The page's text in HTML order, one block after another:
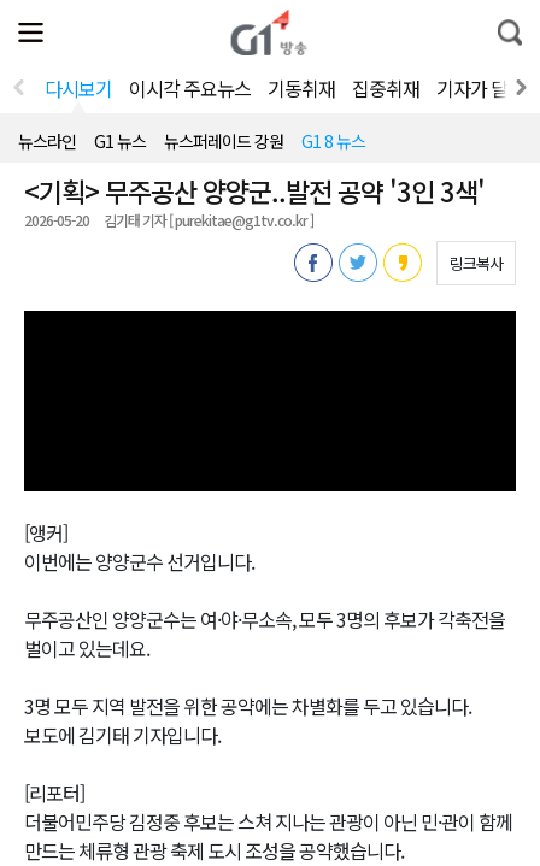
전
체
뉴
열
통
합
색
다시보기 이시각 주요뉴스 기동취재 집중취재 기자가 달려
뉴스라인 G1 뉴스 뉴스퍼레이드 강원 G1 8 뉴스
<기획> 무주공산 양양군..발전 공약 '3인 3색'
2026-05-20 김기태 기자 [ purekitae@g1tv.co.kr ]
링크복사
[앵커]
이번에는 양양군수 선거입니다.
무주공산인 양양군수는 여·야·무소속, 모두 3명의 후보가 각축전을
벌이고 있는데요.
3명 모두 지역 발전을 위한 공약에는 차별화를 두고 있습니다.
보도에 김기태 기자입니다.
[리포터]
더불어민주당 김정중 후보는 스쳐 지나는 관광이 아닌 민·관이 함께
만드는 체류형 관광 축제 도시 조성을 공약했습니다.